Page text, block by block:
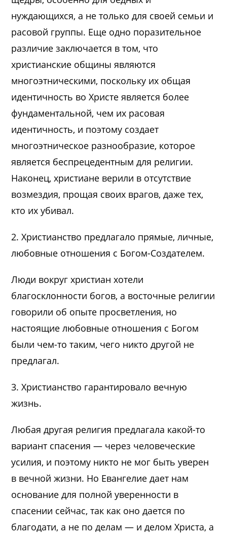
нуждающихся, а не только для своей семьи и
расовой группы. Еще одно поразительное
различие заключается в том, что
христианские общины являются
многоэтническими, поскольку их общая
идентичность во Христе является более
фундаментальной, чем их расовая
идентичность, и поэтому создает
многоэтническое разнообразие, которое
является беспрецедентным для религии.
Наконец, христиане верили в отсутствие
возмездия, прощая своих врагов, даже тех,
кто их убивал.
2. Христианство предлагало прямые, личные,
любовные отношения с Богом-Создателем.
Люди вокруг христиан хотели
благосклонности богов, а восточные религии
говорили об опыте просветления, но
настоящие любовные отношения с Богом
были чем-то таким, чего никто другой не
предлагал.
3. Христианство гарантировало вечную
жизнь.
Любая другая религия предлагала какой-то
вариант спасения — через человеческие
усилия, и поэтому никто не мог быть уверен
в вечной жизни. Но Евангелие дает нам
основание для полной уверенности в
спасении сейчас, так как оно дается по
благодати, а не по делам — и делом Христа, а